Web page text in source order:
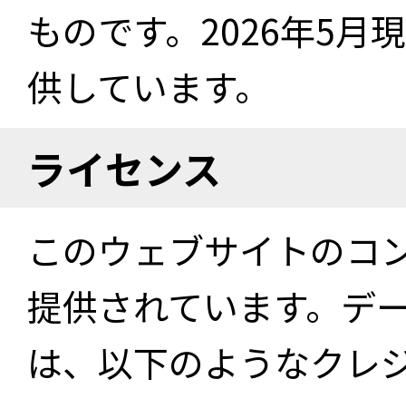
ものです。2026年5月
供しています。
ライセンス
このウェブサイトのコ
提供されています。デ
は、以下のようなクレ